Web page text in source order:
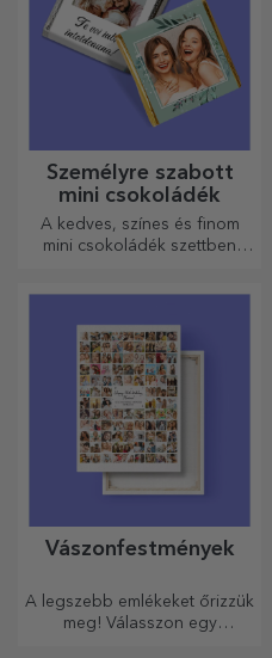
Személyre szabott
mini csokoládék
A kedves, színes és finom
mini csokoládék szettben
számára.
Vászonfestmények
A legszebb emlékeket őrizzük
meg! Válasszon egy